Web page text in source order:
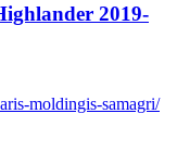
2019-